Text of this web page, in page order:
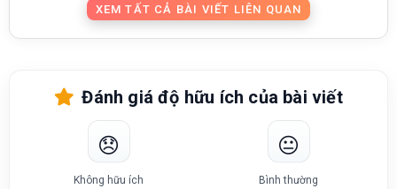
XEM TẤT CẢ BÀI VIẾT LIÊN QUAN
Đánh giá độ hữu ích của bài viết
😞
Không hữu ích
😐
Bình thường